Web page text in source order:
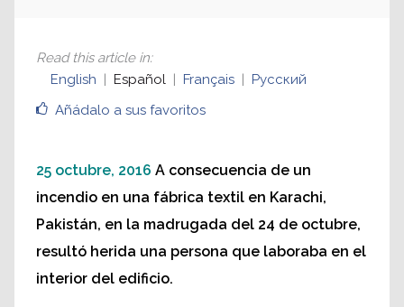
Añádalo a sus favoritos
Read this article in:
English
Español Français Русский
25 octubre, 2016 A consecuencia de un
incendio en una fábrica textil en Karachi,
Pakistán, en la madrugada del 24 de octubre,
resultó herida una persona que laboraba en el
interior del edificio.